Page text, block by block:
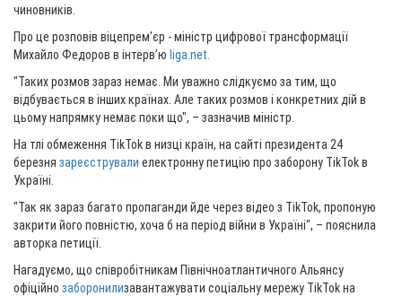
чиновників.
Про це розповів віцепрем’єр - міністр цифрової трансформації
Михайло Федоров в інтерв’ю liga.net.
"Таких розмов зараз немає. Ми уважно слідкуємо за тим, що
відбувається в інших країнах. Але таких розмов і конкретних дій в
цьому напрямку немає поки що", – зазначив міністр.
На тлі обмеження TikTok в низці країн, на сайті президента 24
березня зареєстрували електронну петицію про заборону TikTok в
Україні.
"Так як зараз багато пропаганди йде через відео з TikTok, пропоную
закрити його повністю, хоча б на період війни в Україні", – пояснила
авторка петиції.
Нагадуємо, що співробітникам Північноатлантичного Альянсу
офіційно заборонилизавантажувати соціальну мережу TikTok на